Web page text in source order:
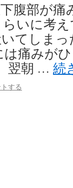
腹部が痛
いに考
てしま
痛みが
翌朝 … 続
する